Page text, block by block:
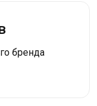
бренда